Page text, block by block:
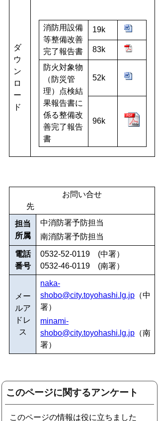
ダ
ウ
ン
ロ
ー
ド
消防用設備
等整備改善
完了報告書
19k
83k
防火対象物
（防災管
理）点検結
果報告書に
係る整備改
善完了報告
書
52k
96k
お問い合せ
先
担当
所属
中消防署予防担当
南消防署予防担当
電話
番号
0532-52-0119 (中署）
0532-46-0119 (南署）
メー
ルア
ドレ
ス
naka-
shobo@city.toyohashi.lg.jp （中
署）
minami-
shobo@city.toyohashi.lg.jp （南
署）
このページに関するアンケート
このページの情報は役に立ちました